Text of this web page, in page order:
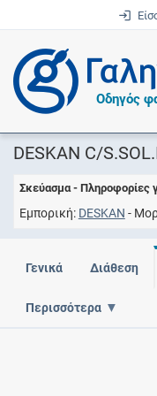
Οδηγός
DESKAN C/
Σκεύασμα - Πληροφορίες
Εμπορική DESKAN
Γενικά Διάθεση
Περισσότερα